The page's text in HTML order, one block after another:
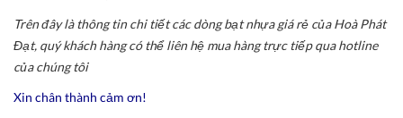
Trên đây là thông tin chi tiết các dòng bạt nhựa giá rẻ của Hoà Phát
Đạt, quý khách hàng có thể liên hệ mua hàng trực tiếp qua hotline
của chúng tôi
Xin chân thành cảm ơn!